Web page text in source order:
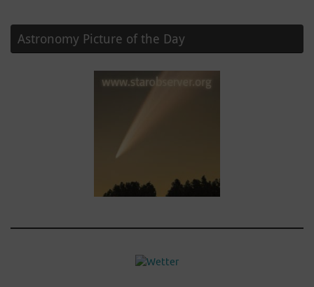
Astronomy Picture of the Day